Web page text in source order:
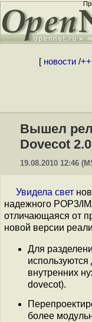
[ новости/
Вышел
Dovecot
19.08.2010 12:46
Увидела свет
надежного POP3/
отличающаяся от
новой версии
Для
внутренних
dovecot).
более